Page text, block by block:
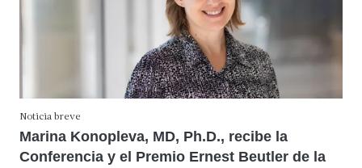
Noticia breve
Marina Konopleva, MD, Ph.D., recibe la
Conferencia y el Premio Ernest Beutler de la